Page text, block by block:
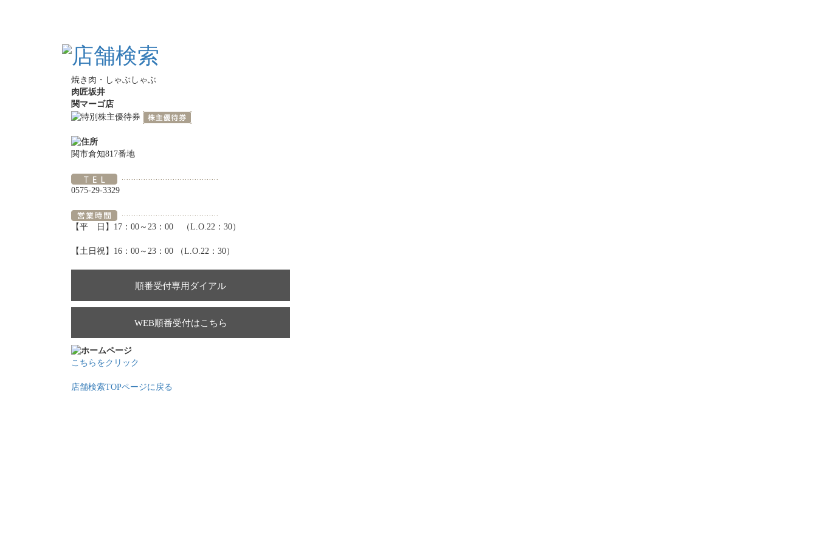
焼き肉・しゃぶしゃぶ
肉匠坂井
関マーゴ店
関市倉知817番地
0575-29-3329
【平 日】17：00～23：00 （L.O.22：30）
【土日祝】16：00～23：00 （L.O.22：30）
順番受付専用ダイアル
WEB順番受付はこちら
こちらをクリック
店舗検索TOPページに戻る